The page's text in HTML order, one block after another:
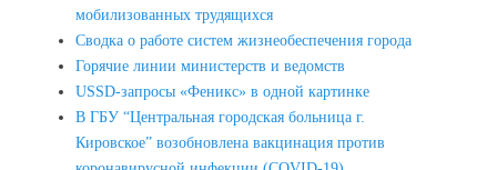
мобилизованных трудящихся
Сводка о работе систем жизнеобеспечения города
Горячие линии министерств и ведомств
USSD-запросы «Феникс» в одной картинке
В ГБУ “Центральная городская больница г.
Кировское” возобновлена вакцинация против